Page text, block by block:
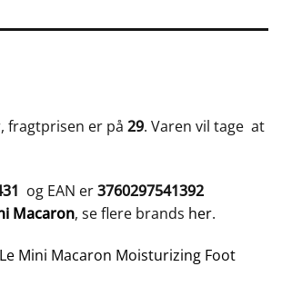
fragtprisen er på 29. Varen vil tage at
og EAN er3760297541392
Macaron, se flere brands her.
Mini Macaron Moisturizing Foot